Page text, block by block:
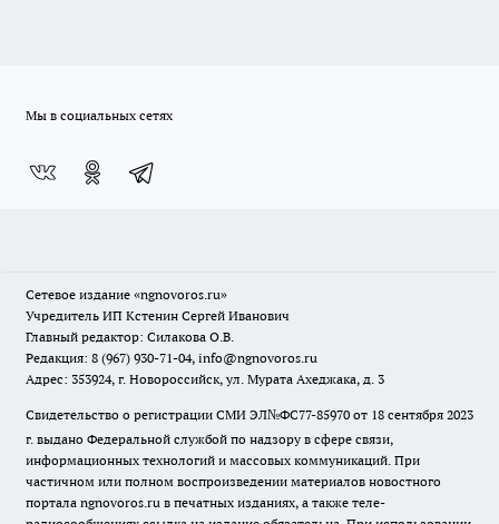
Мы в социальных сетях
Сетевое издание «ngnovoros.ru»
Учредитель ИП Кстенин Сергей Иванович
Главный редактор: Силакова О.В.
Редакция: 8 (967) 930-71-04, info@ngnovoros.ru
Адрес: 353924, г. Новороссийск, ул. Мурата Ахеджака, д. 3
Свидетельство о регистрации СМИ ЭЛ№ФС77-85970 от 18 сентября 2023
г. выдано Федеральной службой по надзору в сфере связи,
информационных технологий и массовых коммуникаций. При
частичном или полном воспроизведении материалов новостного
портала ngnovoros.ru в печатных изданиях, а также теле-